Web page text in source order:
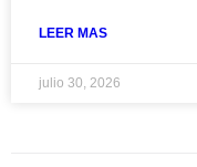
LEER MAS
julio 30, 2026